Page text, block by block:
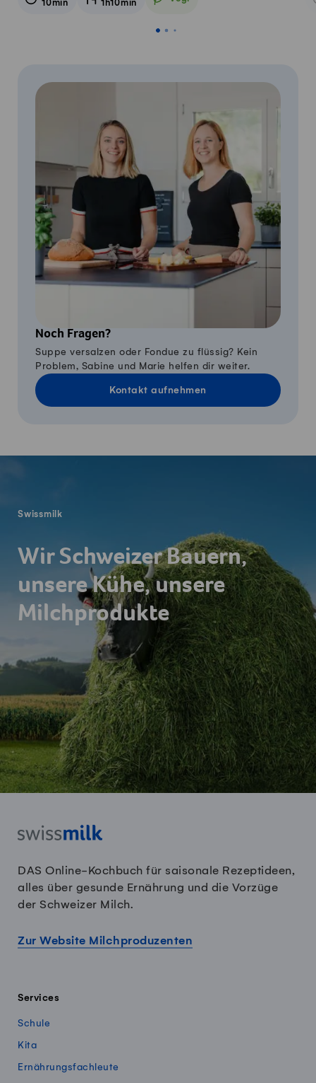
10min 1h10min Vegetarisch
Noch Fragen?
Suppe versalzen oder Fondue zu flüssig? Kein
Problem, Sabine und Marie helfen dir weiter.
Kontakt aufnehmen
Swissmilk
Wir Schweizer Bauern,
unsere Kühe, unsere
Milchprodukte
DAS Online-Kochbuch für saisonale Rezeptideen,
alles über gesunde Ernährung und die Vorzüge
der Schweizer Milch.
Zur Website Milchproduzenten
Services
Schule
Kita
Ernährungsfachleute